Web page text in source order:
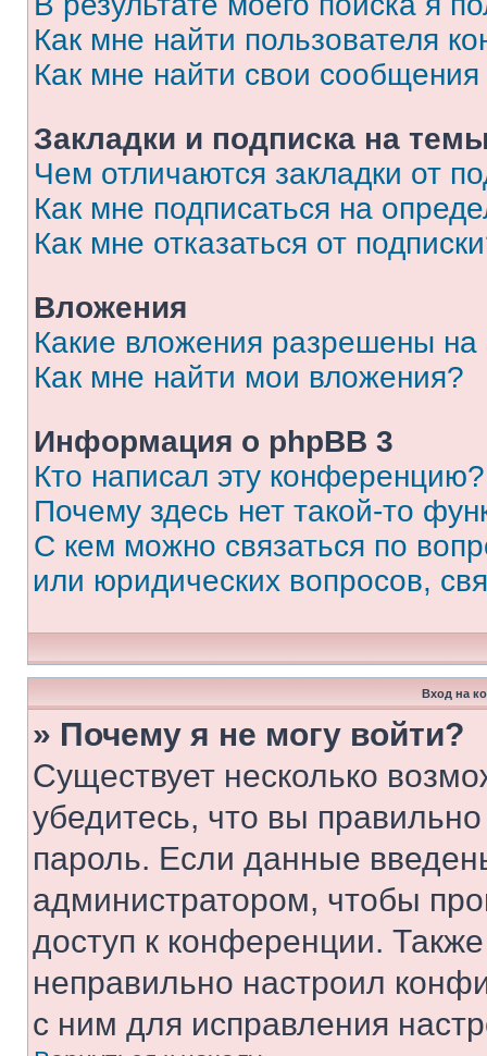
Как мне найти пользователя
Как мне найти свои
Закладки и подписка на
Чем отличаются закладки от
Как мне подписаться на
Как мне отказаться от
Вложения
Какие вложения разрешены
Как мне найти мои вложения?
Информация о phpBB 3
Кто написал эту конференцию?
Почему здесь нет такой-то
С кем можно связаться по
или юридических вопросов,
Вход на
» Почему я не могу войти?
Существует несколько
убедитесь, что вы
пароль. Если данные
администратором, чтобы
доступ к конференции.
неправильно настроил
с ним для исправления